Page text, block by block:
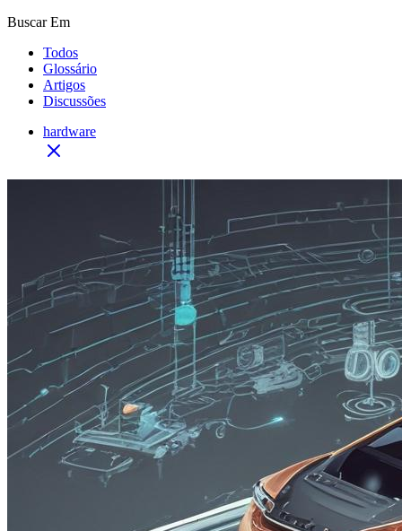
Buscar Em
Todos
Glossário
Artigos
Discussões
hardware